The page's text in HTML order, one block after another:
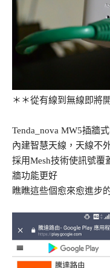
＊＊從有線到無線即將
Tenda_nova MW5插牆
內建智慧天線，天線不
採用Mesh技術使訊號覆
牆功能更好
瞧瞧這些個愈來愈進步